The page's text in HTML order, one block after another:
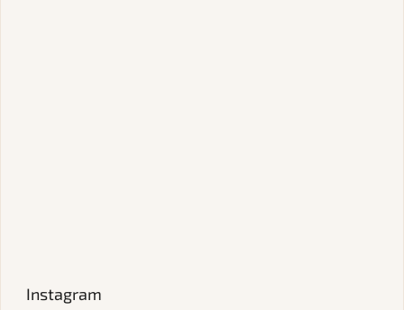
Instagram